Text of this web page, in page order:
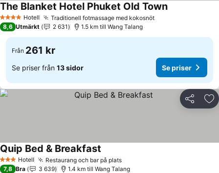
4 StjärnorHotell Traditionell fotmassage med kokosnöt
The Blanket Hotel Phuket Old Town
8,6 Utmärkt 2 631 1.5 km till Wang Talang
Från 261 kr
Se priser från 13 sidor Se priser
Dela
3 StjärnorHotell Restaurang och bar på plats
Quip Bed & Breakfast
7,8 Bra 3 639 1.4 km till Wang Talang